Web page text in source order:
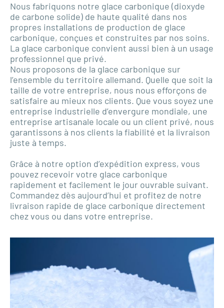
Nous fabriquons notre glace carbonique (dioxyde
de carbone solide) de haute qualité dans nos
propres installations de production de glace
carbonique, conçues et construites par nos soins.
La glace carbonique convient aussi bien à un usage
professionnel que privé.
Nous proposons de la glace carbonique sur
l’ensemble du territoire allemand. Quelle que soit la
taille de votre entreprise, nous nous efforçons de
satisfaire au mieux nos clients. Que vous soyez une
entreprise industrielle d’envergure mondiale, une
entreprise artisanale locale ou un client privé, nous
garantissons à nos clients la fiabilité et la livraison
juste à temps.
Grâce à notre option d’expédition express, vous
pouvez recevoir votre glace carbonique
rapidement et facilement le jour ouvrable suivant.
Commandez dès aujourd’hui et profitez de notre
livraison rapide de glace carbonique directement
chez vous ou dans votre entreprise.